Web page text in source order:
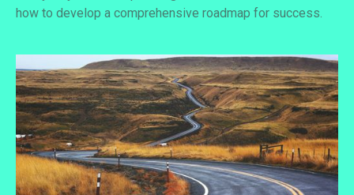
how to develop a comprehensive roadmap for success.